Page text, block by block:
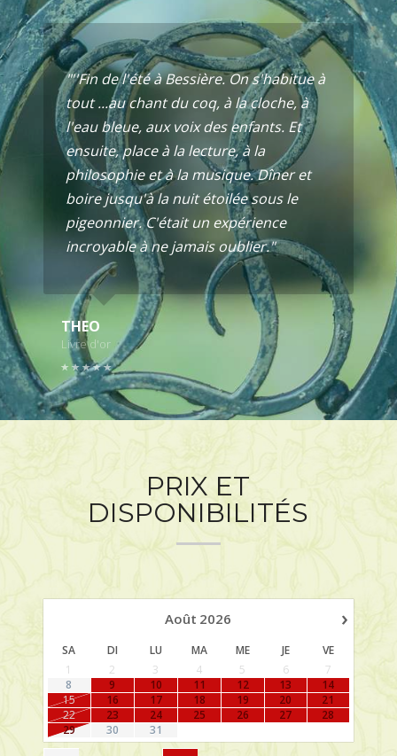
"''Fin de l'été à Bessière. On s'habitue à
tout ...au chant du coq, à la cloche, à
l'eau bleue, aux voix des enfants. Et
ensuite, place à la lecture, à la
philosophie et à la musique. Dîner et
boire jusqu'à la nuit étoilée sous le
pigeonnier. C'était un expérience
incroyable à ne jamais oublier."
THEO
Livre d'or
PRIX ET
DISPONIBILITÉS
›
Août 2026
SA DI LU MA ME JE
VE
1
2 3 4 5 6
7
8
9 10 11 12 13
14
15
16 17 18 19 20
21
22
23 24 25 26 27
28
29
30 31